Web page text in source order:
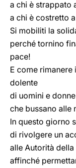
a chi è strappato
a chi è costretto
Si mobiliti la
perché tornino
pace!
E come
dolente
di uomini e
che bussano alle
In questo giorno
di rivolgere un
alle Autorità
affinché